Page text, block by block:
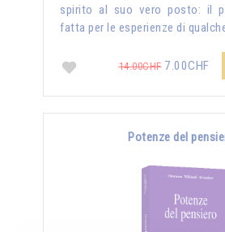
spirito al suo vero posto: il
fatta per le esperienze di
14.00CHF7.00CHF
Potenze del